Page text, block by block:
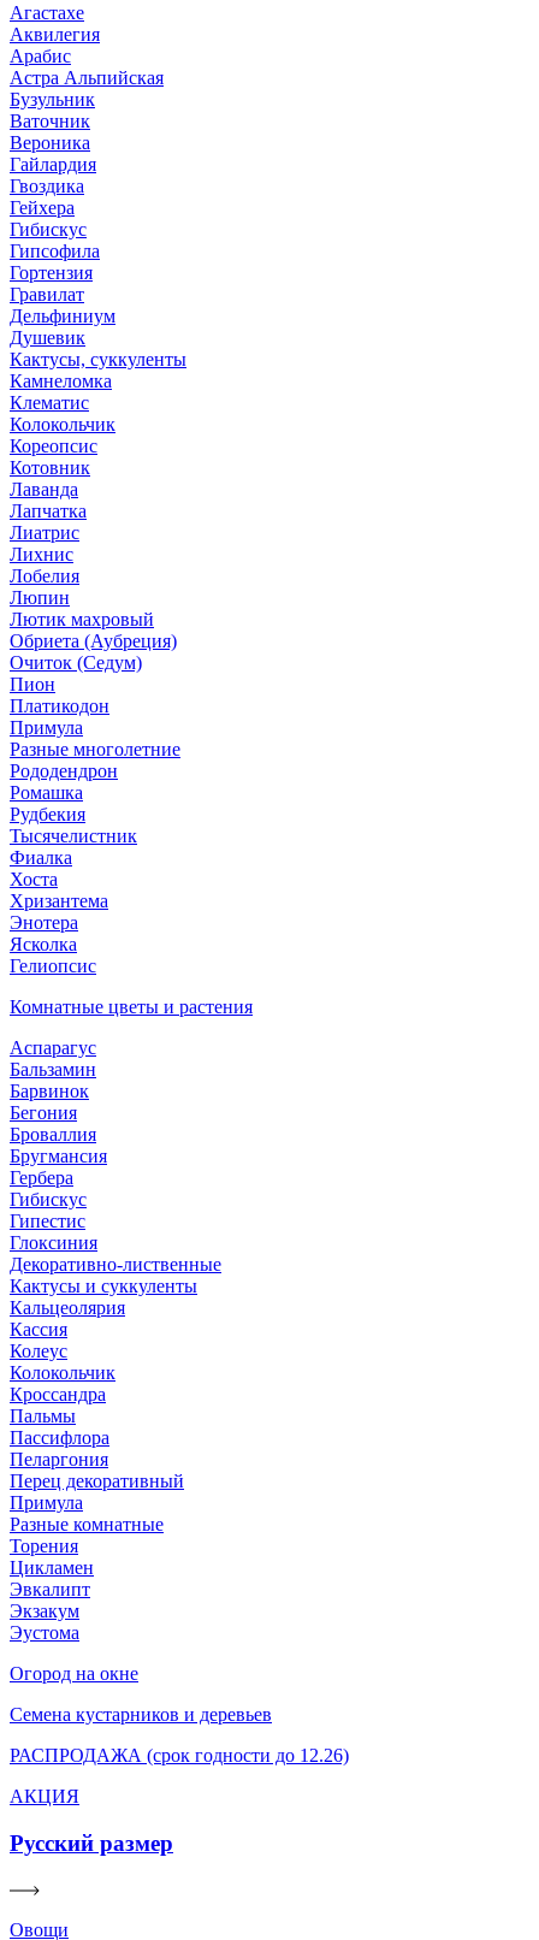
Агастахе
Аквилегия
Арабис
Астра Альпийская
Бузульник
Ваточник
Вероника
Гайлардия
Гвоздика
Гейхера
Гибискус
Гипсофила
Гортензия
Гравилат
Дельфиниум
Душевик
Кактусы, суккуленты
Камнеломка
Клематис
Колокольчик
Кореопсис
Котовник
Лаванда
Лапчатка
Лиатрис
Лихнис
Лобелия
Люпин
Лютик махровый
Обриета (Аубреция)
Очиток (Седум)
Пион
Платикодон
Примула
Разные многолетние
Рододендрон
Ромашка
Рудбекия
Тысячелистник
Фиалка
Хоста
Хризантема
Энотера
Ясколка
Гелиопсис
Комнатные цветы и растения
Аспарагус
Бальзамин
Барвинок
Бегония
Броваллия
Бругмансия
Гербера
Гибискус
Гипестис
Глоксиния
Декоративно-лиственные
Кактусы и суккуленты
Кальцеолярия
Кассия
Колеус
Колокольчик
Кроссандра
Пальмы
Пассифлора
Пеларгония
Перец декоративный
Примула
Разные комнатные
Торения
Цикламен
Эвкалипт
Экзакум
Эустома
Огород на окне
Семена кустарников и деревьев
РАСПРОДАЖА (срок годности до 12.26)
АКЦИЯ
Русский размер
Овощи